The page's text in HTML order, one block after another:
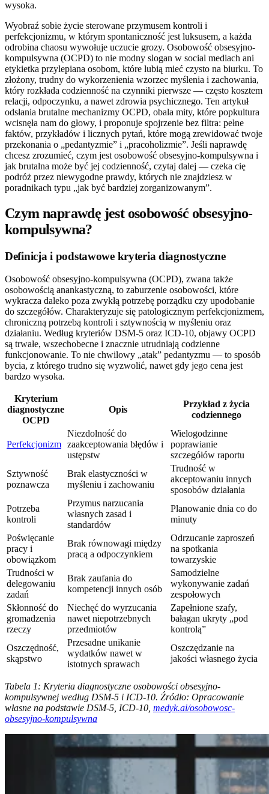
wysoka.
Wyobraź sobie życie sterowane przymusem kontroli i
perfekcjonizmu, w którym spontaniczność jest luksusem, a każda
odrobina chaosu wywołuje uczucie grozy. Osobowość obsesyjno-
kompulsywna (OCPD) to nie modny slogan w social mediach ani
etykietka przylepiana osobom, które lubią mieć czysto na biurku. To
złożony, trudny do wykorzenienia wzorzec myślenia i zachowania,
który rozkłada codzienność na czynniki pierwsze — często kosztem
relacji, odpoczynku, a nawet zdrowia psychicznego. Ten artykuł
odsłania brutalne mechanizmy OCPD, obala mity, które popkultura
wcisnęła nam do głowy, i proponuje spojrzenie bez filtra: pełne
faktów, przykładów i licznych pytań, które mogą zrewidować twoje
przekonania o „pedantyzmie” i „pracoholizmie”. Jeśli naprawdę
chcesz zrozumieć, czym jest osobowość obsesyjno-kompulsywna i
jak brutalna może być jej codzienność, czytaj dalej — czeka cię
podróż przez niewygodne prawdy, których nie znajdziesz w
poradnikach typu „jak być bardziej zorganizowanym”.
Czym naprawdę jest osobowość obsesyjno-
kompulsywna?
Definicja i podstawowe kryteria diagnostyczne
Osobowość obsesyjno-kompulsywna (OCPD), zwana także
osobowością anankastyczną, to zaburzenie osobowości, które
wykracza daleko poza zwykłą potrzebę porządku czy upodobanie
do szczegółów. Charakteryzuje się patologicznym perfekcjonizmem,
chroniczną potrzebą kontroli i sztywnością w myśleniu oraz
działaniu. Według kryteriów DSM-5 oraz ICD-10, objawy OCPD
są trwałe, wszechobecne i znacznie utrudniają codzienne
funkcjonowanie. To nie chwilowy „atak” pedantyzmu — to sposób
bycia, z którego trudno się wyzwolić, nawet gdy jego cena jest
bardzo wysoka.
Kryterium
diagnostyczne
OCPD
Opis
Przykład z życia
codziennego
Perfekcjonizm
Niezdolność do
zaakceptowania błędów i
ustępstw
Wielogodzinne
poprawianie
szczegółów raportu
Sztywność
poznawcza
Brak elastyczności w
myśleniu i zachowaniu
Trudność w
akceptowaniu innych
sposobów działania
Potrzeba
kontroli
Przymus narzucania
własnych zasad i
standardów
Planowanie dnia co do
minuty
Poświęcanie
pracy i
obowiązkom
Brak równowagi między
pracą a odpoczynkiem
Odrzucanie zaproszeń
na spotkania
towarzyskie
Trudności w
delegowaniu
zadań
Brak zaufania do
kompetencji innych osób
Samodzielne
wykonywanie zadań
zespołowych
Skłonność do
gromadzenia
rzeczy
Niechęć do wyrzucania
nawet niepotrzebnych
przedmiotów
Zapełnione szafy,
bałagan ukryty „pod
kontrolą”
Oszczędność,
skąpstwo
Przesadne unikanie
wydatków nawet w
istotnych sprawach
Oszczędzanie na
jakości własnego życia
Tabela 1: Kryteria diagnostyczne osobowości obsesyjno-
kompulsywnej według DSM-5 i ICD-10. Źródło: Opracowanie
własne na podstawie DSM-5, ICD-10, medyk.ai/osobowosc-
obsesyjno-kompulsywna